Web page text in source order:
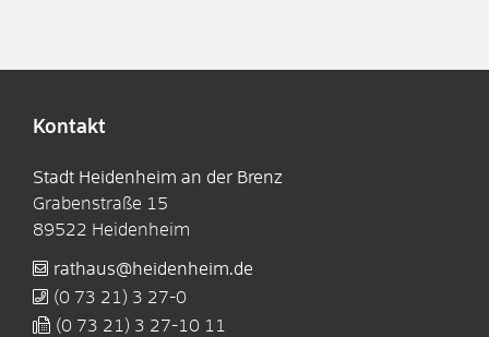
Kontakt
Stadt Heidenheim an der Brenz
Grabenstraße 15
89522 Heidenheim
rathaus@heidenheim.de
(0 73 21) 3 27-0
(0 73 21) 3 27-10 11